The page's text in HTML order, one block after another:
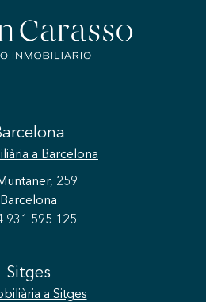
a Barcelona
259
Barcelona
931 595 125
Sitges
a Sitges